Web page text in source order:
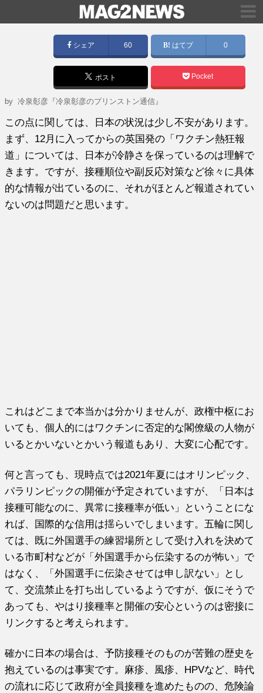
シェア 60 はてブ 0
ポスト Pocket
by冷泉彰彦『冷泉彰彦のプリンストン通信』
この点に関しては、日本の状況は少し不安があります。
まず、12月に入ってからの英国発の「ワクチン熱狂報
道」については、日本が冷静さを保っているのは理解で
きます。ですが、接種順位や副反応対策など徐々に具体
的な情報が出ているのに、それがほとんど報道されてい
ないのは問題だと思います。
これはどこまで本当かは分かりませんが、政権中枢にお
いても、個人的にはワクチンに否定的な閣僚級の人物が
いるとかいないとかいう報道もあり、大変に心配です。
何と言っても、現時点では2021年夏にはオリンピック、
パラリンピックの開催が予定されていますが、「日本は
接種可能なのに、異常に接種率が低い」ということにな
れば、国際的な信用は揺らいでしまいます。五輪に関し
ては、既に外国選手の練習場所として受け入れを決めて
いる市町村などが「外国選手から伝染するのが怖い」で
はなく、「外国選手に伝染させては申し訳ない」とし
て、交流禁止を打ち出しているようですが、仮にそうで
あっても、やはり接種率と開催の安心というのは密接に
リンクすると考えられます。
確かに日本の場合は、予防接種そのものが苦難の歴史を
抱えているのは事実です。麻疹、風疹、HPVなど、時代
の流れに応じて政府が全員接種を進めたものの、危険論